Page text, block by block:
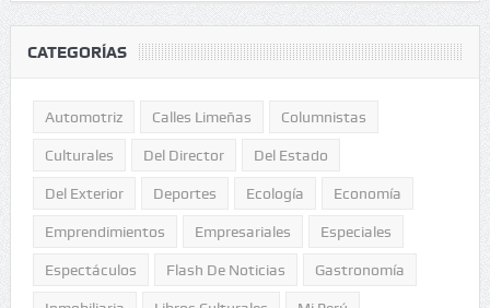
CATEGORÍAS
Automotriz Calles Limeñas Columnistas
Culturales Del Director Del Estado
Del Exterior Deportes Ecología Economía
Emprendimientos Empresariales Especiales
Espectáculos Flash De Noticias Gastronomía